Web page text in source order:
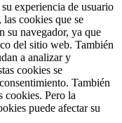
experiencia de usuario
cookies que se
su navegador, ya que
del sitio web. También
a analizar y
cookies se
También
cookies. Pero la
puede afectar su